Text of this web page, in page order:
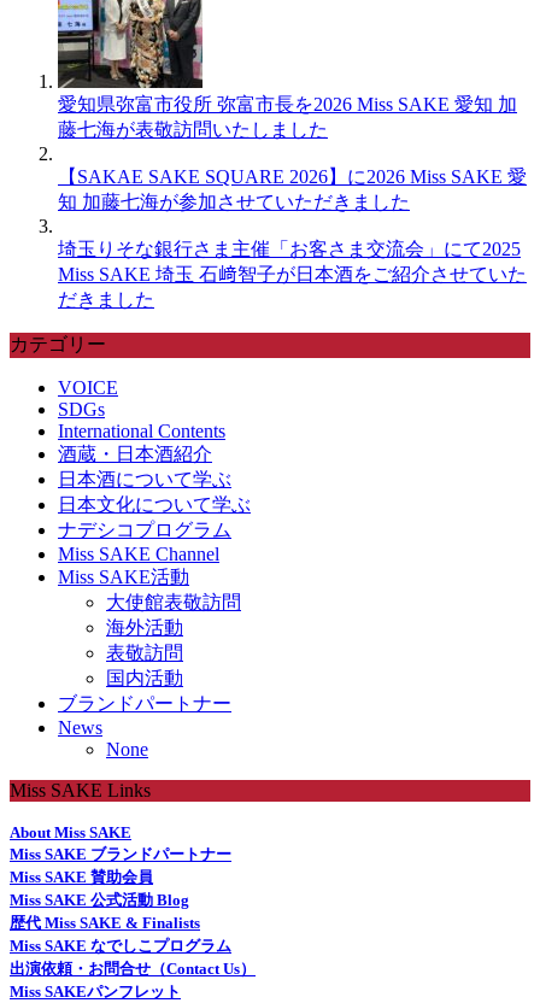
愛知県弥富市役所 弥富市長を2026 Miss SAKE 愛知 加
藤七海が表敬訪問いたしました
【SAKAE SAKE SQUARE 2026】に2026 Miss SAKE 愛
知 加藤七海が参加させていただきました
埼玉りそな銀行さま主催「お客さま交流会」にて2025
Miss SAKE 埼玉 石﨑智子が日本酒をご紹介させていた
だきました
カテゴリー
VOICE
SDGs
International Contents
酒蔵・日本酒紹介
日本酒について学ぶ
日本文化について学ぶ
ナデシコプログラム
Miss SAKE Channel
Miss SAKE活動
大使館表敬訪問
海外活動
表敬訪問
国内活動
ブランドパートナー
News
None
Miss SAKE Links
About Miss SAKE
Miss SAKE ブランドパートナー
Miss SAKE 賛助会員
Miss SAKE 公式活動 Blog
歴代 Miss SAKE & Finalists
Miss SAKE なでしこプログラム
出演依頼・お問合せ（Contact Us）
Miss SAKEパンフレット